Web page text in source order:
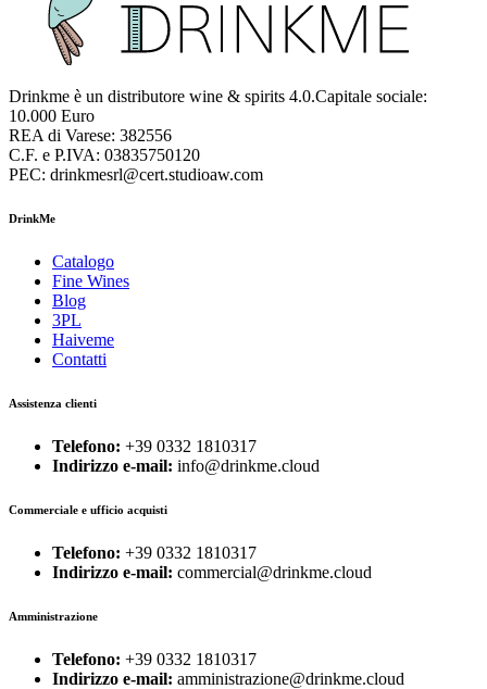
Drinkme è un distributore wine & spirits 4.0.Capitale sociale:
10.000 Euro
REA di Varese: 382556
C.F. e P.IVA: 03835750120
PEC: drinkmesrl@cert.studioaw.com
DrinkMe
Catalogo
Fine Wines
Blog
3PL
Haiveme
Contatti
Assistenza clienti
Telefono: +39 0332 1810317
Indirizzo e-mail: info@drinkme.cloud
Commerciale e ufficio acquisti
Telefono: +39 0332 1810317
Indirizzo e-mail: commercial@drinkme.cloud
Amministrazione
Telefono: +39 0332 1810317
Indirizzo e-mail: amministrazione@drinkme.cloud